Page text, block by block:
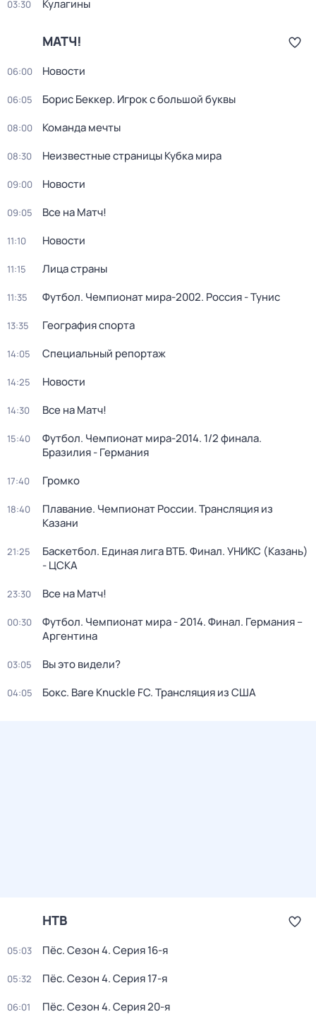
03:30 Кулагины
МАТЧ!
06:00 Новости
06:05 Борис Беккер. Игрок с большой буквы
08:00 Команда мечты
08:30 Неизвестные страницы Кубка мира
09:00 Новости
09:05 Все на Матч!
11:10 Новости
11:15 Лица страны
11:35 Футбол. Чемпионат мира-2002. Россия - Тунис
13:35 География спорта
14:05 Специальный репортаж
14:25 Новости
14:30 Все на Матч!
15:40
Футбол. Чемпионат мира-2014. 1/2 финала.
Бразилия - Германия
17:40 Громко
18:40
Плавание. Чемпионат России. Трансляция из
Казани
21:25
Баскетбол. Единая лига ВТБ. Финал. УНИКС (Казань)
- ЦСКА
23:30 Все на Матч!
00:30
Футбол. Чемпионат мира - 2014. Финал. Германия –
Аргентина
03:05 Вы это видели?
04:05 Бокс. Bare Knuckle FC. Трансляция из США
НТВ
05:03 Пёс. Сезон 4. Серия 16-я
05:32 Пёс. Сезон 4. Серия 17-я
06:01 Пёс. Сезон 4. Серия 20-я